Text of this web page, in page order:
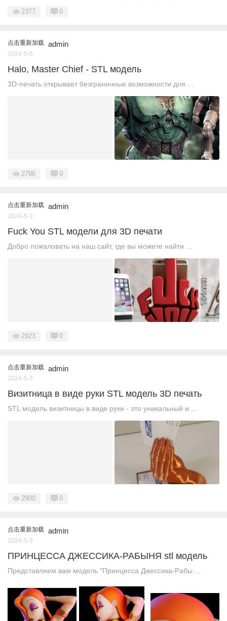
2377 0
点击重新加载 admin
2024-5-6
Halo, Master Chief - STL модель
3D-печать открывает безграничные возможности для ...
2796 0
点击重新加载 admin
2024-5-3
Fuck You STL модели для 3D печати
Добро пожаловать на наш сайт, где вы можете найти ...
2923 0
点击重新加载 admin
2024-5-3
Визитница в виде руки STL модель 3D печать
STL модель визитницы в виде руки - это уникальный и ...
2900 0
点击重新加载 admin
2024-5-3
ПРИНЦЕССА ДЖЕССИКА-РАБЫНЯ stl модель
Представляем вам модель "Принцесса Джессика-Рабы ...